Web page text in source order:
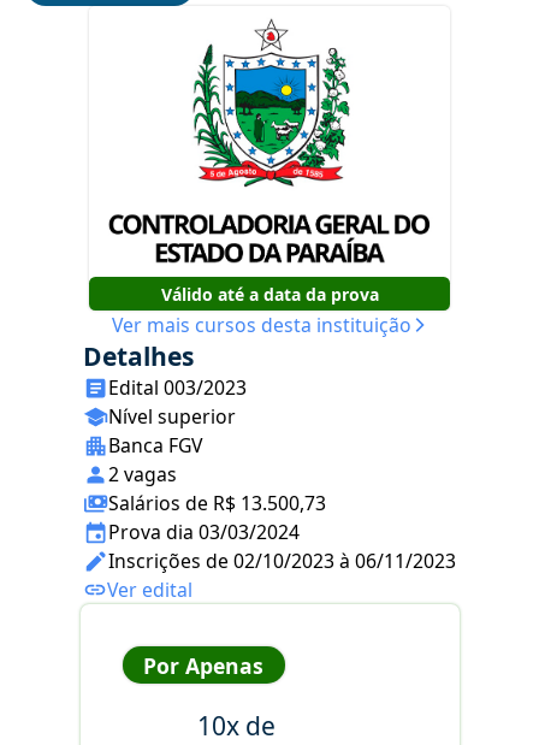
Válido até a data da prova
Ver mais cursos desta instituição
Detalhes
Edital 003/2023
Nível superior
Banca FGV
2 vagas
Salários de R$ 13.500,73
Prova dia 03/03/2024
Inscrições de 02/10/2023 à 06/11/2023
Ver edital
Por Apenas
10x de